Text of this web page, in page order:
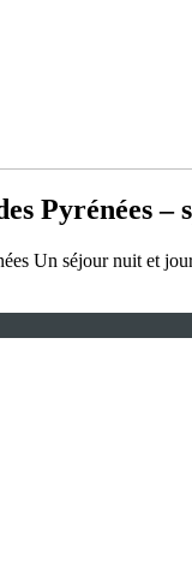
Pyrénées –
Un séjour nuit et